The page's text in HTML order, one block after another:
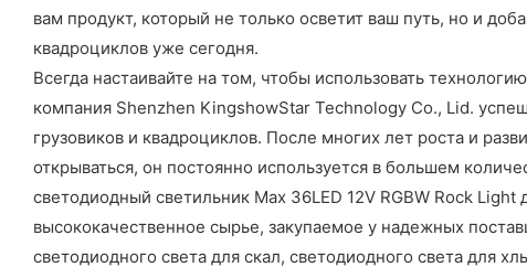
вам продукт, который не только осветит ваш путь, но и
квадроциклов уже сегодня.
Всегда настаивайте на том, чтобы использовать
компания Shenzhen KingshowStar Technology Co., Lid.
грузовиков и квадроциклов. После многих лет роста и
открываться, он постоянно используется в большем
светодиодный светильник Max 36LED 12V RGBW Rock
высококачественное сырье, закупаемое у надежных
светодиодного света для скал, светодиодного света для